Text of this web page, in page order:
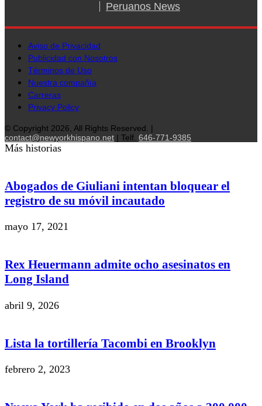
Peruanos News
Aviso de Privacidad
Publicidad con Nosotros
Términos de Uso
Nuestra compañía
Carreras
Privacy Policy
© Copyright 2026, All Rights Reserved. |
contact@newyorkhispano.net | Telf. 646-771-9385
Más historias
Abogados de Giuliani intentan bloquear el
registro de su móvil incautado
mayo 17, 2021
Rex Heuermann admite ocho asesinatos en
Long Island
abril 9, 2026
Lista la tortillería Tacombi en Brooklyn
febrero 2, 2023